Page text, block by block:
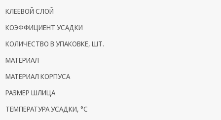
Кабельная
Усиление
сигнала 3G/4G и
Сетевое
оборудование
КЛЕЕВОЙ СЛОЙ
КОЭФФИЦИЕНТ УСАДКИ
КОЛИЧЕСТВО В УПАКОВКЕ, ШТ.
МАТЕРИАЛ
МАТЕРИАЛ КОРПУСА
РАЗМЕР ШЛИЦА
ТЕМПЕРАТУРА УСАДКИ, °C